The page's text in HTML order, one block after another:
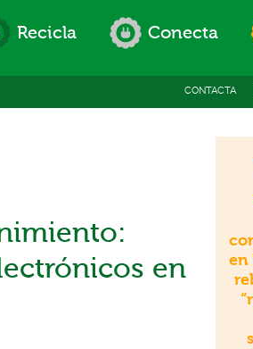
Recicla Conecta
CONTACTA
en
en